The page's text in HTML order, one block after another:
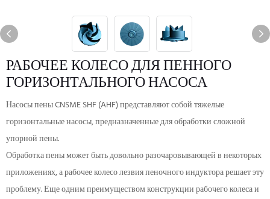
РАБОЧЕЕ КОЛЕСО ДЛЯ ПЕННОГО
ГОРИЗОНТАЛЬНОГО НАСОСА
Насосы пены CNSME SHF (AHF) представляют собой тяжелые
горизонтальные насосы, предназначенные для обработки сложной
упорной пены.
Обработка пены может быть довольно разочаровывающей в некоторых
приложениях, а рабочее колесо лезвия пеночного индуктора решает эту
проблему. Еще одним преимуществом конструкции рабочего колеса и